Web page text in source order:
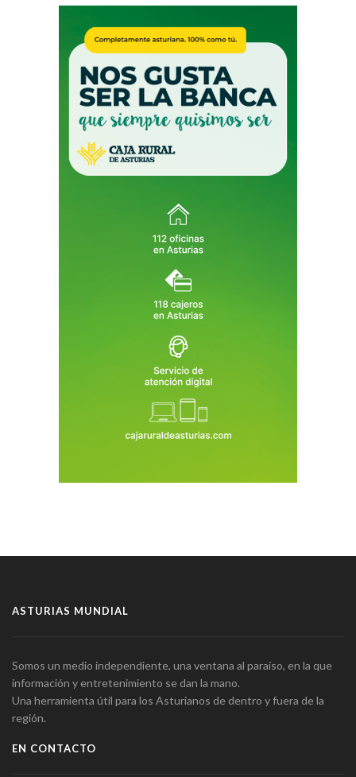
ASTURIAS MUNDIAL
Somos un medio independiente, una ventana al paraíso, en la que
información y entretenimiento se dan la mano.
Una herramienta útil para los Asturianos de dentro y fuera de la
región.
EN CONTACTO